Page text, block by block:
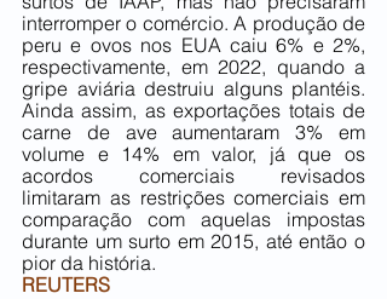
interromper o comércio. A produção de
peru e ovos nos EUA caiu 6% e 2%,
respectivamente, em 2022, quando a
gripe aviária destruiu alguns plantéis.
Ainda assim, as exportações totais de
carne de ave aumentaram 3% em
volume e 14% em valor, já que os
acordos comerciais revisados
limitaram as restrições comerciais em
comparação com aquelas impostas
durante um surto em 2015, até então o
pior da história.
REUTERS